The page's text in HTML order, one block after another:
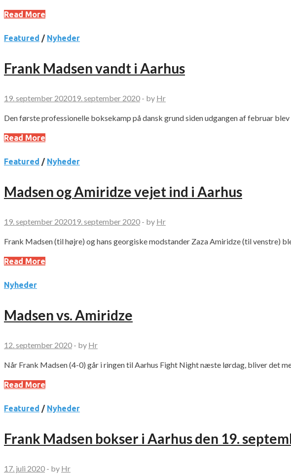
Read More
Featured / Nyheder
Frank Madsen vandt i Aarhus
19. september 202019. september 2020 - by Hr
Den første professionelle boksekamp på dansk grund siden udgangen af februar
Read More
Featured / Nyheder
Madsen og Amiridze vejet ind i Aarhus
19. september 202019. september 2020 - by Hr
Frank Madsen (til højre) og hans georgiske modstander Zaza Amiridze (til
Read More
Nyheder
Madsen vs. Amiridze
12. september 2020 - by Hr
Når Frank Madsen (4-0) går i ringen til Aarhus Fight Night næste lørdag, bliver det
Read More
Featured / Nyheder
Frank Madsen bokser i Aarhus den 19.
17. juli 2020 - by Hr